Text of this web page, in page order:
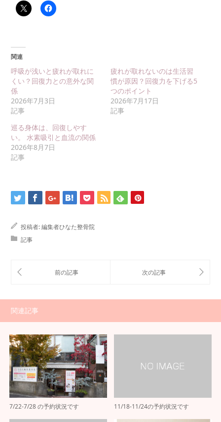
関連
呼吸が浅いと疲れが取れに
くい？回復力との意外な関
係
2026年7月3日
記事
疲れが取れないのは生活習
慣が原因？回復力を下げる5
つのポイント
2026年7月17日
記事
巡る身体は、回復しやす
い。 水素吸引と血流の関係
2026年8月7日
記事
投稿者:編集者ひなた整骨院
記事
関連記事
7/22-7/28 の予約状況です 11/18-11/24の予約状況です